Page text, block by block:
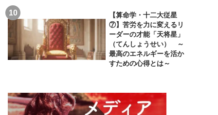
【算命学・十二大従星
⑦】苦労を力に変えるリ
ーダーの才能「天将星」
（てんしょうせい） ～
最高のエネルギーを活か
すための心得とは～